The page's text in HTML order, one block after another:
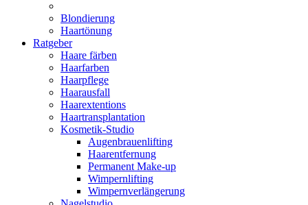
Blondierung
Haartönung
Ratgeber
Haare färben
Haarfarben
Haarpflege
Haarausfall
Haarextentions
Haartransplantation
Kosmetik-Studio
Augenbrauenlifting
Haarentfernung
Permanent Make-up
Wimpernlifting
Wimpernverlängerung